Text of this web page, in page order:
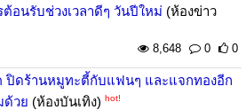
อนรับช่วงเวลาดีๆ วันปีใหม่ (ห้องข่าว
8,648 0 0
ปิดร้านหมูทะตี้กับแฟนๆ และแจกทองอีก
ด้วย (ห้องบันเทิง) hot!